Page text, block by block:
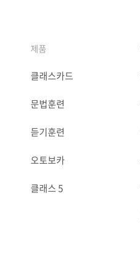
제품
클래스카드
문법훈련
듣기훈련
오토보카
클래스 5